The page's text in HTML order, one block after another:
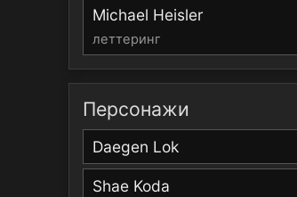
Michael Heisler
леттеринг
Персонажи
Daegen Lok
Shae Koda